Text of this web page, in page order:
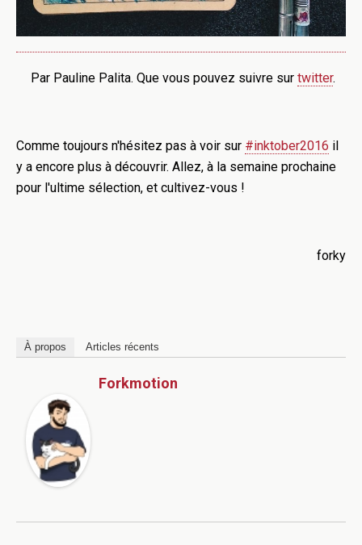
Par Pauline Palita. Que vous pouvez suivre sur twitter.
Comme toujours n'hésitez pas à voir sur #inktober2016 il
y a encore plus à découvrir. Allez, à la semaine prochaine
pour l'ultime sélection, et cultivez-vous !
forky
À propos Articles récents
Forkmotion